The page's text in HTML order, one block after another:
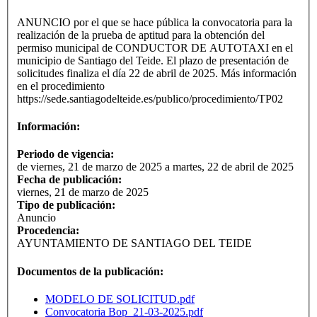
ANUNCIO por el que se hace pública la convocatoria para la
realización de la prueba de aptitud para la obtención del
permiso municipal de CONDUCTOR DE AUTOTAXI en el
municipio de Santiago del Teide. El plazo de presentación de
solicitudes finaliza el día 22 de abril de 2025. Más información
en el procedimiento
https://sede.santiagodelteide.es/publico/procedimiento/TP02
Información:
Periodo de vigencia:
de viernes, 21 de marzo de 2025 a martes, 22 de abril de 2025
Fecha de publicación:
viernes, 21 de marzo de 2025
Tipo de publicación:
Anuncio
Procedencia:
AYUNTAMIENTO DE SANTIAGO DEL TEIDE
Documentos de la publicación:
MODELO DE SOLICITUD.pdf
Convocatoria Bop_21-03-2025.pdf